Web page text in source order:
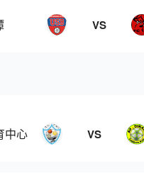
VS
中心 VS